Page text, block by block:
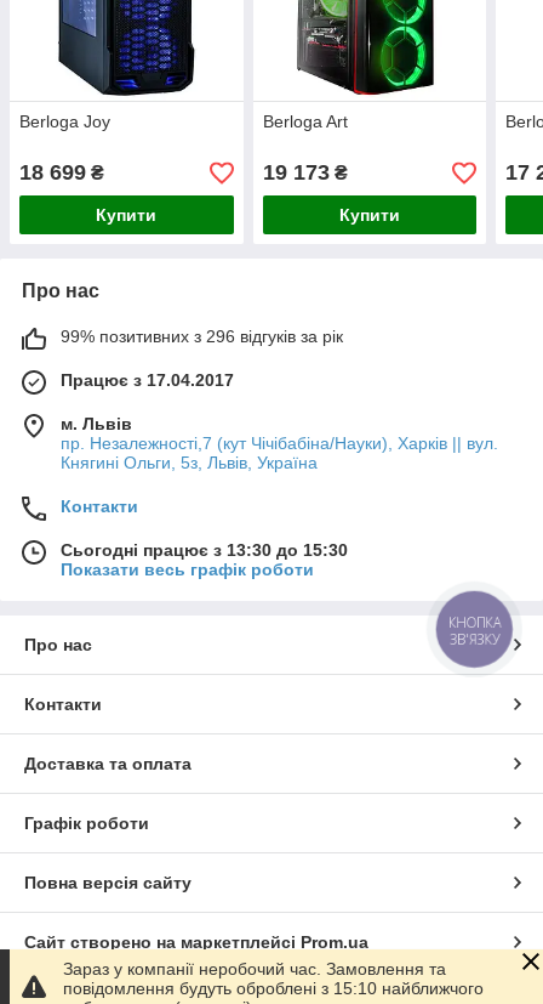
Berloga Joy
18 699 ₴
Купити
Berloga Art
19 173₴
Купити
17
Про нас
99% позитивних з 296 відгуків за рік
Працює з 17.04.2017
м. Львів
пр. Незалежності,7 (кут Чічібабіна/Науки), Харків || вул.
Княгині Ольги, 5з, Львів, Україна
Контакти
Сьогодні працює з 13:30 до 15:30
Показати весь графік роботи
Про нас
Контакти
Доставка та оплата
Графік роботи
Повна версія сайту
Сайт створено на маркетплейсі Prom.ua
Зараз у компанії неробочий час. Замовлення та
повідомлення будуть оброблені з 15:10 найближчого
КНОПКА
ЗВ'ЯЗКУ